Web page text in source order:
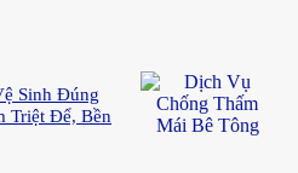
Sinh Đúng
Triệt Để, Bền